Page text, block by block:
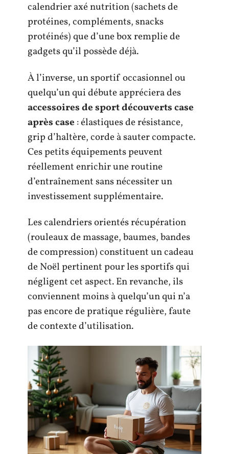
calendrier axé nutrition (sachets de
protéines, compléments, snacks
protéinés) que d’une box remplie de
gadgets qu’il possède déjà.
À l’inverse, un sportif occasionnel ou
quelqu’un qui débute appréciera des
accessoires de sport découverts case
après case : élastiques de résistance,
grip d’haltère, corde à sauter compacte.
Ces petits équipements peuvent
réellement enrichir une routine
d’entraînement sans nécessiter un
investissement supplémentaire.
Les calendriers orientés récupération
(rouleaux de massage, baumes, bandes
de compression) constituent un cadeau
de Noël pertinent pour les sportifs qui
négligent cet aspect. En revanche, ils
conviennent moins à quelqu’un qui n’a
pas encore de pratique régulière, faute
de contexte d’utilisation.